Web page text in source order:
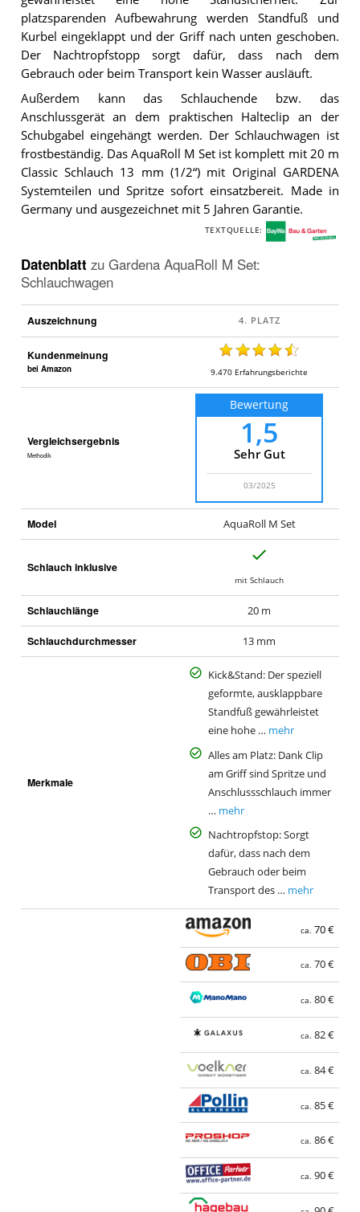
platzsparenden Aufbewahrung werden Standfuß und
Kurbel eingeklappt und der Griff nach unten geschoben.
Der Nachtropfstopp sorgt dafür, dass nach dem
Gebrauch oder beim Transport kein Wasser ausläuft.
Außerdem kann das Schlauchende bzw. das
Anschlussgerät an dem praktischen Halteclip an der
Schubgabel eingehängt werden. Der Schlauchwagen ist
frostbeständig. Das AquaRoll M Set ist komplett mit 20 m
Classic Schlauch 13 mm (1/2“) mit Original GARDENA
Systemteilen und Spritze sofort einsatzbereit. Made in
Germany und ausgezeichnet mit 5 Jahren Garantie.
TEXTQUELLE:
B
a
-
&
G
a
r
a
t
Datenblatt zu Gardena AquaRoll M Set:
Schlauchwagen
Auszeichnung
Kundenmeinung
bei Amazon 9.470 Erfahrungsberichte
Vergleichsergebnis
Methodik
Bewertung
1,5
Sehr Gut
03/2025
Model AquaRoll M Set
Schlauch inklusive
mit Schlauch
Schlauchlänge 20 m
Schlauchdurchmesser 13 mm
Merkmale
Kick&Stand: Der speziell
geformte, ausklappbare
Standfuß gewährleistet
eine hohe … mehr
Alles am Platz: Dank Clip
am Griff sind Spritze und
Anschlussschlauch immer
… mehr
Nachtropfstop: Sorgt
dafür, dass nach dem
Gebrauch oder beim
Transport des … mehr
ca. 70 €
ca. 70 €
ca. 80 €
ca. 82 €
ca. 84 €
ca. 85 €
ca. 86 €
ca. 90 €